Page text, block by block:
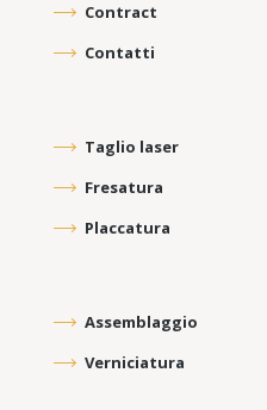
Contract
Contatti
Taglio laser
Fresatura
Placcatura
Assemblaggio
Verniciatura